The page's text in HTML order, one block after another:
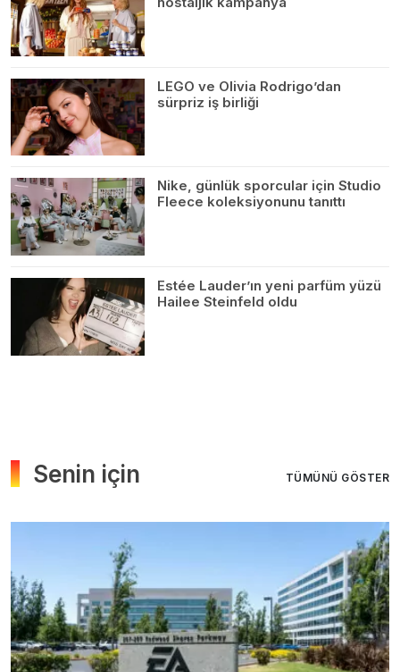
LEGO ve Olivia Rodrigo’dan
sürpriz iş birliği
Nike, günlük sporcular için Studio
Fleece koleksiyonunu tanıttı
Estée Lauder’ın yeni parfüm yüzü
Hailee Steinfeld oldu
Senin için TÜMÜNÜ GÖSTER